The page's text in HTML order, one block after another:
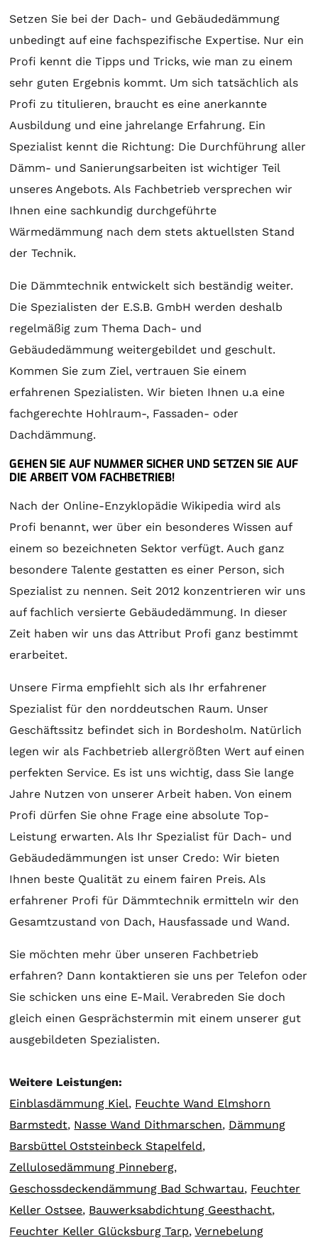
Setzen Sie bei der Dach- und Gebäudedämmung
unbedingt auf eine fachspezifische Expertise. Nur ein
Profi kennt die Tipps und Tricks, wie man zu einem
sehr guten Ergebnis kommt. Um sich tatsächlich als
Profi zu titulieren, braucht es eine anerkannte
Ausbildung und eine jahrelange Erfahrung. Ein
Spezialist kennt die Richtung: Die Durchführung aller
Dämm- und Sanierungsarbeiten ist wichtiger Teil
unseres Angebots. Als Fachbetrieb versprechen wir
Ihnen eine sachkundig durchgeführte
Wärmedämmung nach dem stets aktuellsten Stand
der Technik.
Die Dämmtechnik entwickelt sich beständig weiter.
Die Spezialisten der E.S.B. GmbH werden deshalb
regelmäßig zum Thema Dach- und
Gebäudedämmung weitergebildet und geschult.
Kommen Sie zum Ziel, vertrauen Sie einem
erfahrenen Spezialisten. Wir bieten Ihnen u.a eine
fachgerechte Hohlraum-, Fassaden- oder
Dachdämmung.
GEHEN SIE AUF NUMMER SICHER UND SETZEN SIE AUF
DIE ARBEIT VOM FACHBETRIEB!
Nach der Online-Enzyklopädie Wikipedia wird als
Profi benannt, wer über ein besonderes Wissen auf
einem so bezeichneten Sektor verfügt. Auch ganz
besondere Talente gestatten es einer Person, sich
Spezialist zu nennen. Seit 2012 konzentrieren wir uns
auf fachlich versierte Gebäudedämmung. In dieser
Zeit haben wir uns das Attribut Profi ganz bestimmt
erarbeitet.
Unsere Firma empfiehlt sich als Ihr erfahrener
Spezialist für den norddeutschen Raum. Unser
Geschäftssitz befindet sich in Bordesholm. Natürlich
legen wir als Fachbetrieb allergrößten Wert auf einen
perfekten Service. Es ist uns wichtig, dass Sie lange
Jahre Nutzen von unserer Arbeit haben. Von einem
Profi dürfen Sie ohne Frage eine absolute Top-
Leistung erwarten. Als Ihr Spezialist für Dach- und
Gebäudedämmungen ist unser Credo: Wir bieten
Ihnen beste Qualität zu einem fairen Preis. Als
erfahrener Profi für Dämmtechnik ermitteln wir den
Gesamtzustand von Dach, Hausfassade und Wand.
Sie möchten mehr über unseren Fachbetrieb
erfahren? Dann kontaktieren sie uns per Telefon oder
Sie schicken uns eine E-Mail. Verabreden Sie doch
gleich einen Gesprächstermin mit einem unserer gut
ausgebildeten Spezialisten.
Weitere Leistungen:
Einblasdämmung Kiel, Feuchte Wand Elmshorn
Barmstedt, Nasse Wand Dithmarschen, Dämmung
Barsbüttel Oststeinbeck Stapelfeld,
Zellulosedämmung Pinneberg,
Geschossdeckendämmung Bad Schwartau, Feuchter
Keller Ostsee, Bauwerksabdichtung Geesthacht,
Feuchter Keller Glücksburg Tarp,Vernebelung